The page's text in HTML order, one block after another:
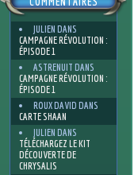
JULIEN DANS
CAMPAGNE RÉVOLUTION :
ÉPISODE 1
ASTRENUIT DANS
CAMPAGNE RÉVOLUTION :
ÉPISODE 1
ROUX DAVID DANS
CARTE SHAAN
JULIEN DANS
TÉLÉCHARGEZ LE KIT
DÉCOUVERTE DE
CHRYSALIS